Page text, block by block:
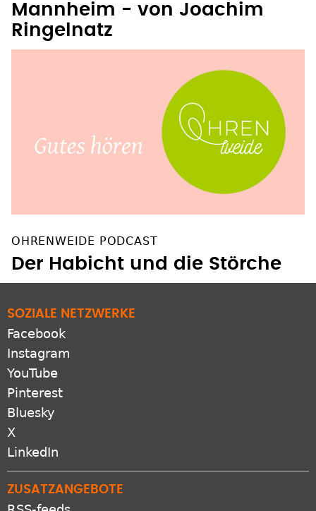
Mannheim - von Joachim
Ringelnatz
OHRENWEIDE PODCAST
Der Habicht und die Störche
SOZIALE NETZWERKE
Facebook
Instagram
YouTube
Pinterest
Bluesky
X
LinkedIn
ZUSATZANGEBOTE